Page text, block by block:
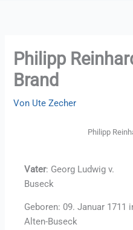
Philipp
Brand
Von Ute Zecher
Philipp
Vater: Georg Ludwig v.
Buseck
Geboren: 09. Januar 1711
Alten-Buseck